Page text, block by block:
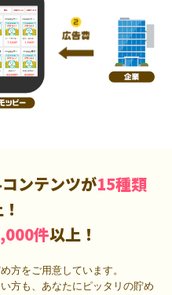
ンテンツが15種類
件以上！
方をご用意しています。
方も、あなたにピッタリの貯め